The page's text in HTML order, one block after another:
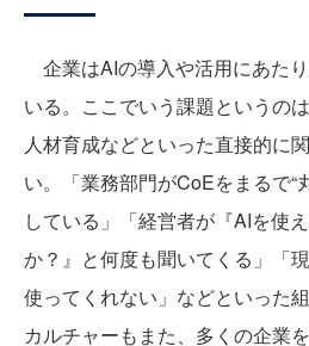
企業はAIの導入や活用にあた
いる。ここでいう課題というの
人材育成などといった直接的に
い。「業務部門がCoEをまるで“
している」「経営者が『AIを使
か？』と何度も聞いてくる」「
使ってくれない」などといった
カルチャーもまた、多くの企業